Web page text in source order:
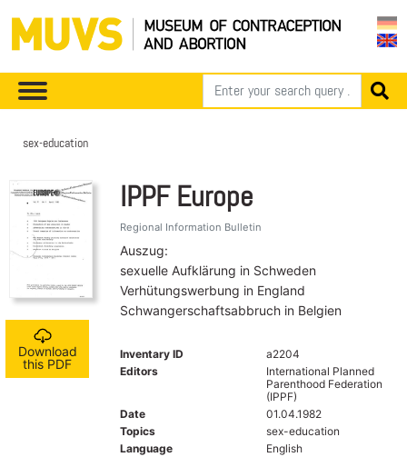
sex-education
Download
this PDF
IPPF Europe
Regional Information Bulletin
Auszug:
sexuelle Aufklärung in Schweden
Verhütungswerbung in England
Schwangerschaftsabbruch in Belgien
Inventary ID
a2204
Editors
International Planned
Parenthood Federation
(IPPF)
Date
01.04.1982
Topics
sex-education
Language
English